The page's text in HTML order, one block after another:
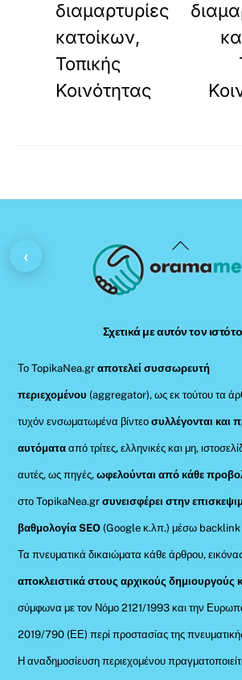
διαμαρτυρίες
κατοίκων,
Τοπικής
Κοινότητας
Back
To
Σχετικά με αυτόν τον
Το TopikaNea.grαποτελεί συσσωρευτή
περιεχομένου (aggregator), ως εκ τούτου τα
τυχόν ενσωματωμένα βίντεοσυλλέγονται και
αυτόματααπό τρίτες, ελληνικές και μη,
αυτές, ως πηγές,ωφελούνται από κάθε
στο TopikaNea.gr συνεισφέρει στην
βαθμολογία SEO (Google κ.λπ.) μέσω backlink
Τα πνευματικά δικαιώματα κάθε άρθρου,
αποκλειστικά στους αρχικούς δημιουργούς
σύμφωνα με τον Νόμο 2121/1993 και την
2019/790 (ΕΕ) περί προστασίας της πνευματικής
Η αναδημοσίευση περιεχομένου
‹